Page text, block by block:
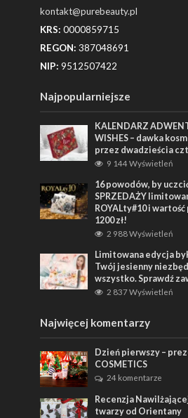
kontakt@purebeauty.pl
KRS: 0000859715
REGON: 387048691
NIP: 9512507422
Najpopularniejsze
KALENDARZ
WISHES – dawka
przez dwadzieścia
9 144 Wyświetleń
16 powodów, by
SPRZEDAŻY
ROYALty#10 i
1200 zł!
2 988 Wyświetleń
Limitowana edycja
Twój jesienny
wszystko. Sprawdź
2 837 Wyświetleń
Najwięcej komentarzy
Dzień pierwszy –
COSMETICS
24 komentarze
Recenzja
twarzy od Orientany